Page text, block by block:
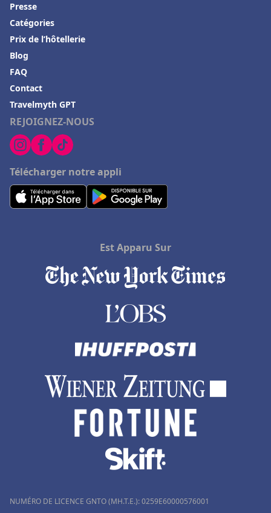
REJOIGNEZ-NOUS
Télécharger notre appli
Presse
Catégories
Prix de l’hôtellerie
Blog
FAQ
Contact
Travelmyth GPT
Est Apparu Sur
NUMÉRO DE LICENCE GNTO (MH.T.E.): 0259Ε60000576001